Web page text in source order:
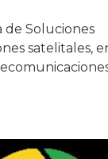
de Soluciones
satelitales,